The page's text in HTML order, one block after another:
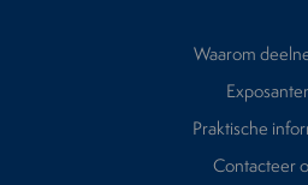
Waarom
Praktische
Contacteer